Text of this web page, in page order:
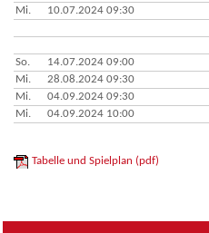
Mi.
10.07.2024 09:30
So.
14.07.2024 09:00
Mi.
28.08.2024 09:30
Mi.
04.09.2024 09:30
Mi.
04.09.2024 10:00
Tabelle und Spielplan (pdf)